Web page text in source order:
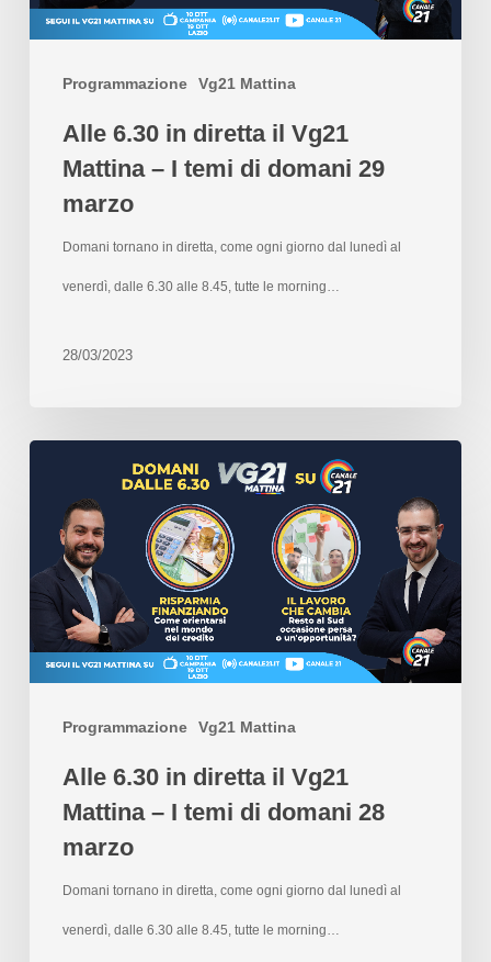
Programmazione Vg21 Mattina
Alle 6.30 in diretta il Vg21
Mattina – I temi di domani 29
marzo
Domani tornano in diretta, come ogni giorno dal lunedì al
venerdì, dalle 6.30 alle 8.45, tutte le morning…
28/03/2023
Programmazione Vg21 Mattina
Alle 6.30 in diretta il Vg21
Mattina – I temi di domani 28
marzo
Domani tornano in diretta, come ogni giorno dal lunedì al
venerdì, dalle 6.30 alle 8.45, tutte le morning…